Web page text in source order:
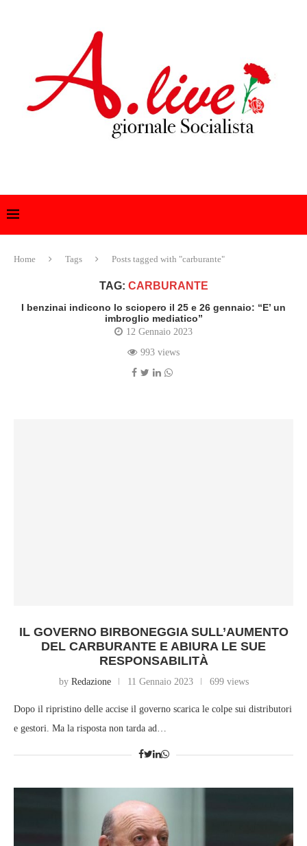
Home Tags Posts tagged with "carburante"
TAG: CARBURANTE
I benzinai indicono lo sciopero il 25 e 26 gennaio: “E’ un
imbroglio mediatico”
12 Gennaio 2023
993 views
IL GOVERNO BIRBONEGGIA SULL’AUMENTO
DEL CARBURANTE E ABIURA LE SUE
RESPONSABILITÀ
by Redazione 11 Gennaio 2023 699 views
Dopo il ripristino delle accise il governo scarica le colpe sui distributori
e gestori. Ma la risposta non tarda ad…